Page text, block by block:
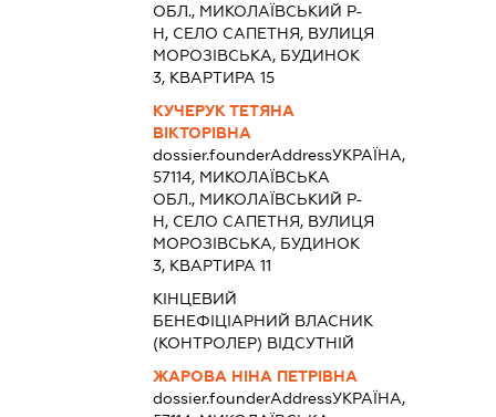
ОБЛ., МИКОЛАЇВСЬКИЙ Р-
Н, СЕЛО САПЕТНЯ, ВУЛИЦЯ
МОРОЗІВСЬКА, БУДИНОК
3, КВАРТИРА 15
КУЧЕРУК ТЕТЯНА
ВІКТОРІВНА
dossier.founderAddressУКРАЇНА,
57114, МИКОЛАЇВСЬКА
ОБЛ., МИКОЛАЇВСЬКИЙ Р-
Н, СЕЛО САПЕТНЯ, ВУЛИЦЯ
МОРОЗІВСЬКА, БУДИНОК
3, КВАРТИРА 11
КІНЦЕВИЙ
БЕНЕФІЦІАРНИЙ ВЛАСНИК
(КОНТРОЛЕР) ВІДСУТНІЙ
ЖАРОВА НІНА ПЕТРІВНА
dossier.founderAddressУКРАЇНА,